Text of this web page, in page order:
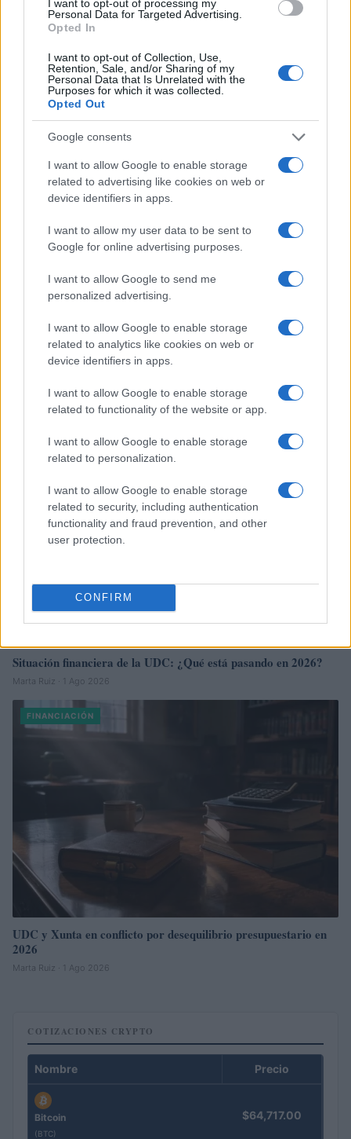
I want to opt-out of processing my
Personal Data for Targeted Advertising.
Opted In
I want to opt-out of Collection, Use,
Retention, Sale, and/or Sharing of my
Personal Data that Is Unrelated with the
Purposes for which it was collected.
Opted Out
Google consents
I want to allow Google to enable storage
related to advertising like cookies on web or
device identifiers in apps.
I want to allow my user data to be sent to
Google for online advertising purposes.
I want to allow Google to send me
personalized advertising.
I want to allow Google to enable storage
related to analytics like cookies on web or
device identifiers in apps.
I want to allow Google to enable storage
related to functionality of the website or app.
I want to allow Google to enable storage
related to personalization.
I want to allow Google to enable storage
related to security, including authentication
functionality and fraud prevention, and other
user protection.
CONFIRM
Sigue leyendo
el País Vasco
Marta Ruiz · 3 Ago 2026
FINANCIACIÓN
Situación financiera de la UDC: ¿Qué está pasando en 2026?
Marta Ruiz · 1 Ago 2026
FINANCIACIÓN
UDC y Xunta en conflicto por desequilibrio presupuestario en
2026
Marta Ruiz · 1 Ago 2026
COTIZACIONES CRYPTO
Nombre Precio
Bitcoin
(BTC)
$64,717.00